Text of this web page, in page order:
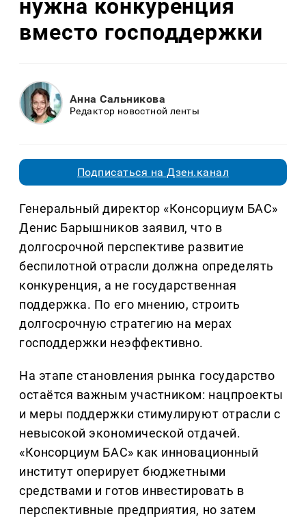
нужна конкуренция
вместо господдержки
Анна Сальникова
Редактор новостной ленты
Подписаться на Дзен.канал
Генеральный директор «Консорциум БАС»
Денис Барышников заявил, что в
долгосрочной перспективе развитие
беспилотной отрасли должна определять
конкуренция, а не государственная
поддержка. По его мнению, строить
долгосрочную стратегию на мерах
господдержки неэффективно.
На этапе становления рынка государство
остаётся важным участником: нацпроекты
и меры поддержки стимулируют отрасли с
невысокой экономической отдачей.
«Консорциум БАС» как инновационный
институт оперирует бюджетными
средствами и готов инвестировать в
перспективные предприятия, но затем